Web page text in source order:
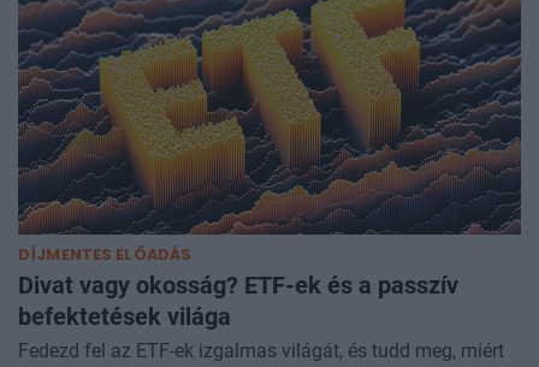
DÍJMENTES ELŐADÁS
Divat vagy okosság? ETF-ek és a passzív
befektetések világa
Fedezd fel az ETF-ek izgalmas világát, és tudd meg, miért